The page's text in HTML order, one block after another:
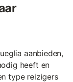
aanbieden,
heeft en
type reizigers